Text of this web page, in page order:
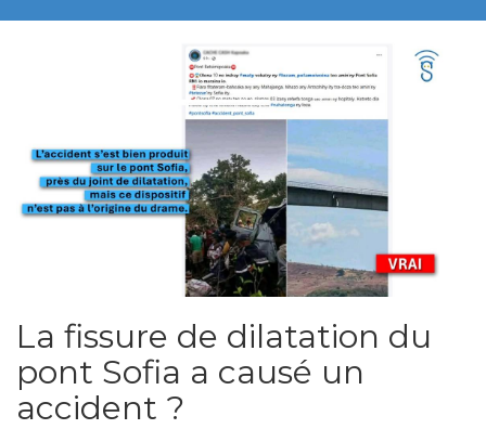
La fissure de dilatation du
pont Sofia a causé un
accident ?